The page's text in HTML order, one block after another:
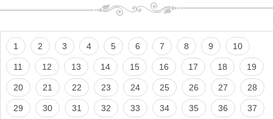
1 2 3 4 5 6 7 8 9 10
11 12 13 14 15 16 17 18 19
20 21 22 23 24 25 26 27 28
29 30 31 32 33 34 35 36 37